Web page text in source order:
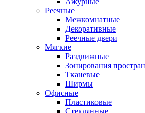
Реечные
Межкомнатные
Декоративные
Реечные двери
Мягкие
Раздвижные
Зонирования
Тканевые
Ширмы
Офисные
Пластиковые
Стеклянные